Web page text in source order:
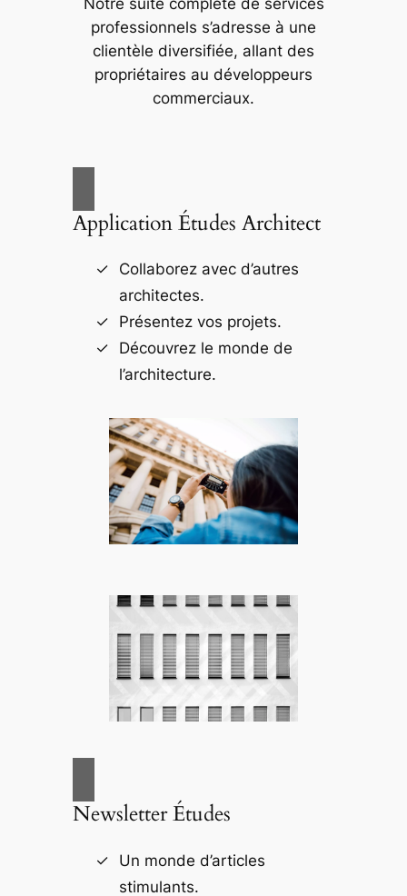
Notre suite complète de services
professionnels s’adresse à une
clientèle diversifiée, allant des
propriétaires au développeurs
commerciaux.
Application Études Architect
Collaborez avec d’autres
architectes.
Présentez vos projets.
Découvrez le monde de
l’architecture.
Newsletter Études
Un monde d’articles
stimulants.